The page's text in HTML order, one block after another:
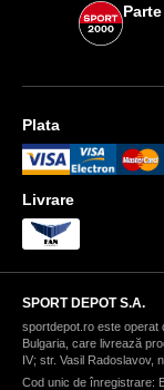
Plata
Livrare
SPORT DEPOT S.A.
sportdepot.ro este operat
Bulgaria, care livrează
IV; str. Vasil Radoslavov,
Cod unic de înregistrare: